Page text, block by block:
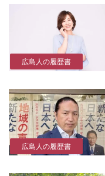
広島人の履歴書
広島人の履歴書